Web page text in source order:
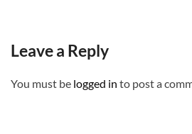
Leave a Reply
You must be logged in to post a